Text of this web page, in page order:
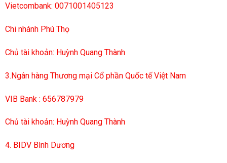
Vietcombank: 0071001405123
Chi nhánh Phú Thọ
Chủ tài khoản: Huỳnh Quang Thành
3.Ngân hàng Thương mại Cổ phần Quốc tế Việt Nam
VIB Bank : 656787979
Chủ tài khoản: Huỳnh Quang Thành
4. BIDV Bình Dương